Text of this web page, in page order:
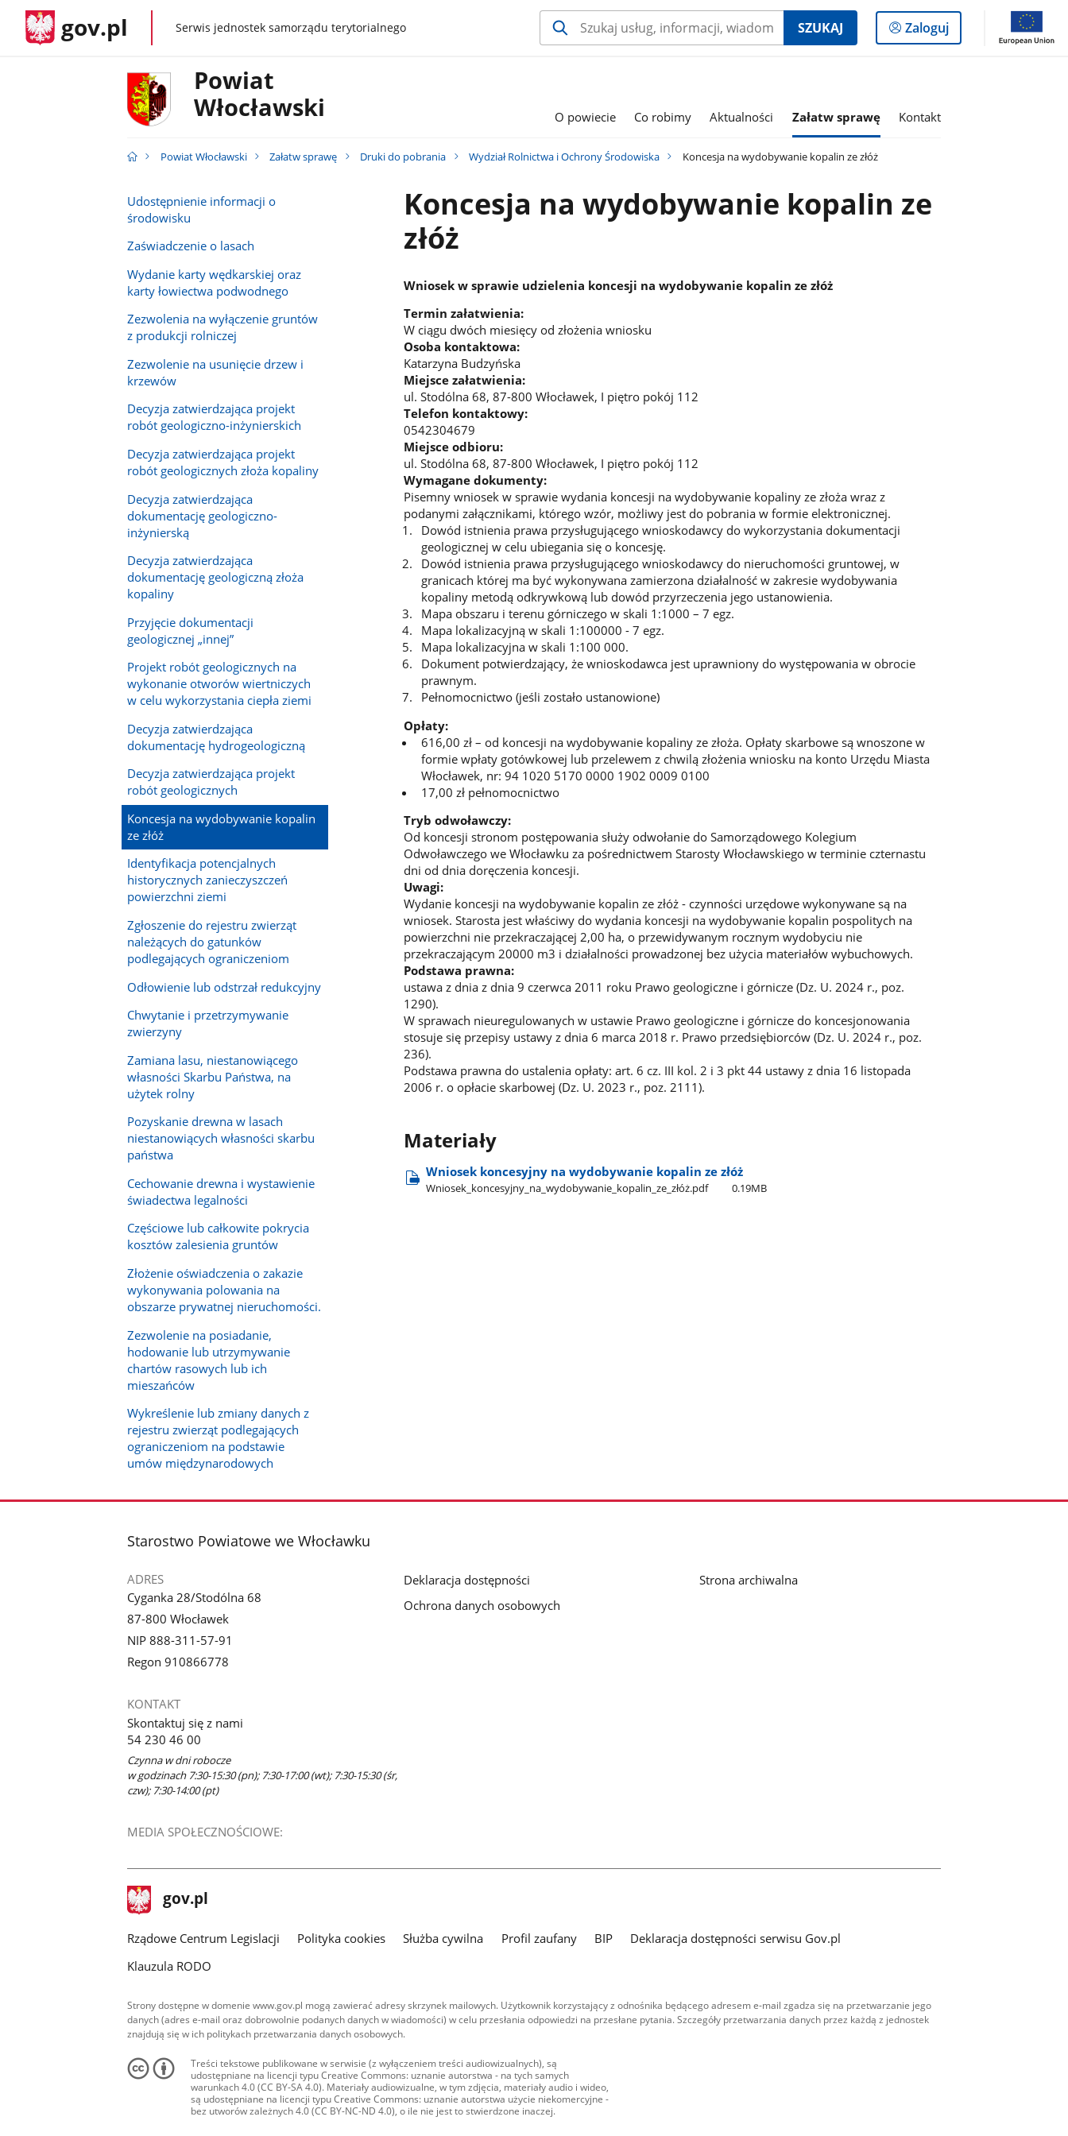
gov.pl gov.plSerwis jednostek samorządu terytorialnego SZUKAJ
Logowanie
do
Zaloguj
Powiat
Włocławski
O powiecie Co robimy Aktualności Załatw sprawę Kontakt
Powiat Włocławski Załatw sprawę Druki do pobrania Wydział Rolnictwa i Ochrony Środowiska Koncesja na wydobywanie kopalin ze złóż
Udostępnienie informacji o
środowisku
Zaświadczenie o lasach
Wydanie karty wędkarskiej oraz
karty łowiectwa podwodnego
Zezwolenia na wyłączenie gruntów
z produkcji rolniczej
Zezwolenie na usunięcie drzew i
krzewów
Decyzja zatwierdzająca projekt
robót geologiczno-inżynierskich
Decyzja zatwierdzająca projekt
robót geologicznych złoża kopaliny
Decyzja zatwierdzająca
dokumentację geologiczno-
inżynierską
Decyzja zatwierdzająca
dokumentację geologiczną złoża
kopaliny
Przyjęcie dokumentacji
geologicznej „innej”
Projekt robót geologicznych na
wykonanie otworów wiertniczych
w celu wykorzystania ciepła ziemi
Decyzja zatwierdzająca
dokumentację hydrogeologiczną
Decyzja zatwierdzająca projekt
robót geologicznych
Koncesja na wydobywanie kopalin
ze złóż
Identyfikacja potencjalnych
historycznych zanieczyszczeń
powierzchni ziemi
Zgłoszenie do rejestru zwierząt
należących do gatunków
podlegających ograniczeniom
Odłowienie lub odstrzał redukcyjny
Chwytanie i przetrzymywanie
zwierzyny
Zamiana lasu, niestanowiącego
własności Skarbu Państwa, na
użytek rolny
Pozyskanie drewna w lasach
niestanowiących własności skarbu
państwa
Cechowanie drewna i wystawienie
świadectwa legalności
Częściowe lub całkowite pokrycia
kosztów zalesienia gruntów
Złożenie oświadczenia o zakazie
wykonywania polowania na
obszarze prywatnej nieruchomości.
Zezwolenie na posiadanie,
hodowanie lub utrzymywanie
chartów rasowych lub ich
mieszańców
Wykreślenie lub zmiany danych z
rejestru zwierząt podlegających
ograniczeniom na podstawie
umów międzynarodowych
Koncesja na wydobywanie kopalin ze
złóż
Wniosek w sprawie udzielenia koncesji na wydobywanie kopalin ze złóż
Termin załatwienia:
W ciągu dwóch miesięcy od złożenia wniosku
Osoba kontaktowa:
Katarzyna Budzyńska
Miejsce załatwienia:
ul. Stodólna 68, 87-800 Włocławek, I piętro pokój 112
Telefon kontaktowy:
0542304679
Miejsce odbioru:
ul. Stodólna 68, 87-800 Włocławek, I piętro pokój 112
Wymagane dokumenty:
Pisemny wniosek w sprawie wydania koncesji na wydobywanie kopaliny ze złoża wraz z
podanymi załącznikami, którego wzór, możliwy jest do pobrania w formie elektronicznej.
Dowód istnienia prawa przysługującego wnioskodawcy do wykorzystania dokumentacji
geologicznej w celu ubiegania się o koncesję.
Dowód istnienia prawa przysługującego wnioskodawcy do nieruchomości gruntowej, w
granicach której ma być wykonywana zamierzona działalność w zakresie wydobywania
kopaliny metodą odkrywkową lub dowód przyrzeczenia jego ustanowienia.
Mapa obszaru i terenu górniczego w skali 1:1000 – 7 egz.
Mapa lokalizacyjną w skali 1:100000 - 7 egz.
Mapa lokalizacyjna w skali 1:100 000.
Dokument potwierdzający, że wnioskodawca jest uprawniony do występowania w obrocie
prawnym.
Pełnomocnictwo (jeśli zostało ustanowione)
Opłaty:
616,00 zł – od koncesji na wydobywanie kopaliny ze złoża. Opłaty skarbowe są wnoszone w
formie wpłaty gotówkowej lub przelewem z chwilą złożenia wniosku na konto Urzędu Miasta
Włocławek, nr: 94 1020 5170 0000 1902 0009 0100
17,00 zł pełnomocnictwo
Tryb odwoławczy:
Od koncesji stronom postępowania służy odwołanie do Samorządowego Kolegium
Odwoławczego we Włocławku za pośrednictwem Starosty Włocławskiego w terminie czternastu
dni od dnia doręczenia koncesji.
Uwagi:
Wydanie koncesji na wydobywanie kopalin ze złóż - czynności urzędowe wykonywane są na
wniosek. Starosta jest właściwy do wydania koncesji na wydobywanie kopalin pospolitych na
powierzchni nie przekraczającej 2,00 ha, o przewidywanym rocznym wydobyciu nie
przekraczającym 20000 m3 i działalności prowadzonej bez użycia materiałów wybuchowych.
Podstawa prawna:
ustawa z dnia z dnia 9 czerwca 2011 roku Prawo geologiczne i górnicze (Dz. U. 2024 r., poz.
1290).
W sprawach nieuregulowanych w ustawie Prawo geologiczne i górnicze do koncesjonowania
stosuje się przepisy ustawy z dnia 6 marca 2018 r. Prawo przedsiębiorców (Dz. U. 2024 r., poz.
236).
Podstawa prawna do ustalenia opłaty: art. 6 cz. III kol. 2 i 3 pkt 44 ustawy z dnia 16 listopada
2006 r. o opłacie skarbowej (Dz. U. 2023 r., poz. 2111).
Materiały
Wniosek koncesyjny na wydobywanie kopalin ze złóż
Wniosek​_koncesyjny​_na​_wydobywanie​_kopalin​_ze​_złóż.pdf 0.19MB
stopka
Starostwo Powiatowe we Włocławku
ADRES
Cyganka 28/Stodólna 68
87-800 Włocławek
NIP 888-311-57-91
Regon 910866778
KONTAKT
Skontaktuj się z nami
54 230 46 00
Czynna w dni robocze
w godzinach 7:30-15:30 (pn); 7:30-17:00 (wt); 7:30-15:30 (śr,
czw); 7:30-14:00 (pt)
MEDIA SPOŁECZNOŚCIOWE:
Deklaracja dostępności
Ochrona danych osobowych
Strona archiwalna
stopka
gov.pl Strona
gov.pl
Rządowe Centrum Legislacji Polityka cookies Służba cywilna Profil zaufany BIP
Deklaracja dostępności serwisu Gov.pl
Klauzula RODO
Strony dostępne w domenie www.gov.pl mogą zawierać adresy skrzynek mailowych. Użytkownik korzystający z odnośnika będącego adresem e-mail zgadza się na przetwarzanie jego
danych (adres e-mail oraz dobrowolnie podanych danych w wiadomości) w celu przesłania odpowiedzi na przesłane pytania. Szczegóły przetwarzania danych przez każdą z jednostek
znajdują się w ich politykach przetwarzania danych osobowych.
Treści tekstowe publikowane w serwisie (z wyłączeniem treści audiowizualnych), są
udostępniane na licencji typu Creative Commons: uznanie autorstwa - na tych samych
warunkach 4.0 (CC BY-SA 4.0). Materiały audiowizualne, w tym zdjęcia, materiały audio i wideo,
są udostępniane na licencji typu Creative Commons: uznanie autorstwa użycie niekomercyjne -
bez utworów zależnych 4.0 (CC BY-NC-ND 4.0), o ile nie jest to stwierdzone inaczej.